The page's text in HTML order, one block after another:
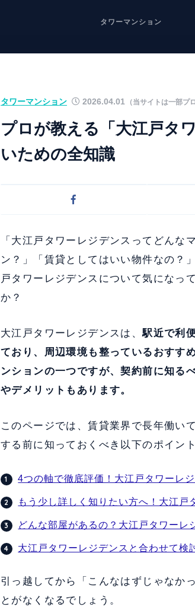
タワーマンション
（当サイトは一部プ
タワーマンション 2026.04.01
プロが教える「大江戸タ
いための全知識
「大江戸タワーレジデンスってどんな
ン？」「賃貸としてはいい物件なの？
戸タワーレジデンスについて気になっ
か？
大江戸タワーレジデンスは、駅近で利
ており、周辺環境も整っている おすす
ンションの一つですが、契約前に知る
やデメリットもあります。
このページでは、賃貸業界で長年働い
する前に知っておくべき以下のポイン
4つの軸で徹底評価！大江戸タワーレ
もう少し詳しく知りたい方へ！大江戸
どんな部屋があるの？大江戸タワーレ
大江戸タワーレジデンスと合わせて検
引っ越してから「こんなはずじゃなか
とがなくなるでしょう。